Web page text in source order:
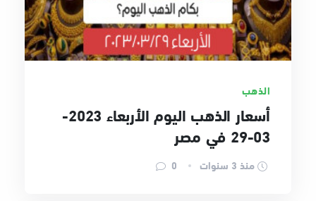
الذهب
أسعار الذهب اليوم الأربعاء 2023-
03-29 في مصر
منذ 3 سنوات